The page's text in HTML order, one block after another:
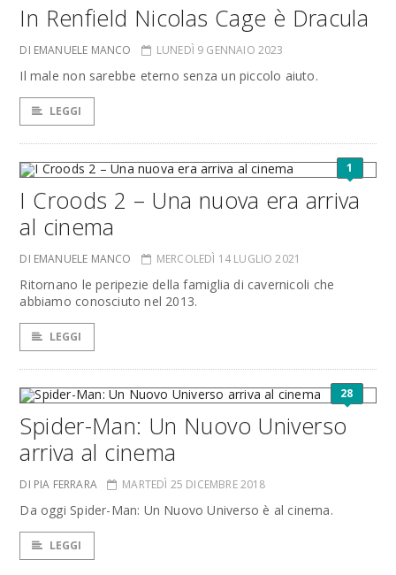
In Renfield Nicolas Cage è Dracula
DI EMANUELE MANCO LUNEDÌ 9 GENNAIO 2023
Il male non sarebbe eterno senza un piccolo aiuto.
LEGGI
1
I Croods 2 – Una nuova era arriva
al cinema
DI EMANUELE MANCO MERCOLEDÌ 14 LUGLIO 2021
Ritornano le peripezie della famiglia di cavernicoli che
abbiamo conosciuto nel 2013.
LEGGI
28
Spider-Man: Un Nuovo Universo
arriva al cinema
DI PIA FERRARA MARTEDÌ 25 DICEMBRE 2018
Da oggi Spider-Man: Un Nuovo Universo è al cinema.
LEGGI